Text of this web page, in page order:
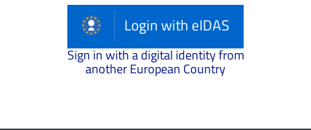
Login with eIDAS
Sign in with a digital identity from
another European Country